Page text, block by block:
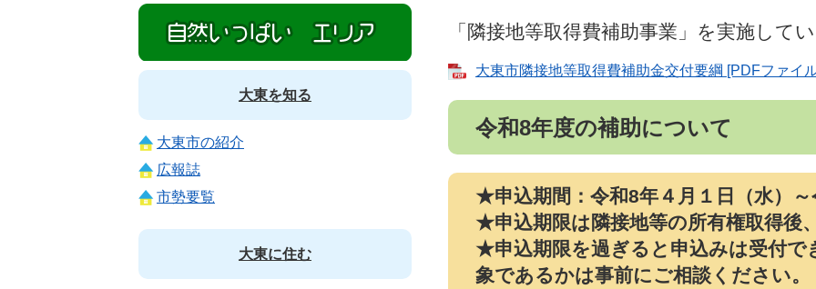
「隣接地等取得費補助事業」を実施して
大東市隣接地等取得費補助金交付要綱 [PDFファイ
令和8年度の補助について
★申込期間：令和8年４月１日（水）
★申込期限は隣接地等の所有権取得後
★申込期限を過ぎると申込みは受付で
象であるかは事前にご相談ください。
大東を知る
大東市の紹介
広報誌
市勢要覧
大東に住む